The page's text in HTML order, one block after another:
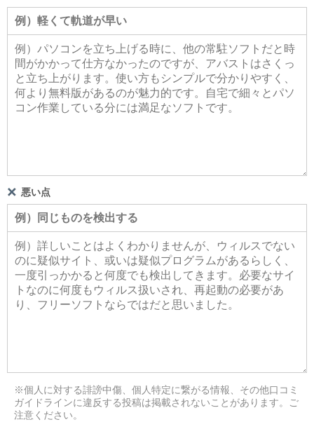
悪い点
※個人に対する誹謗中傷、個人特定に繋がる情報、その他口コミ
ガイドラインに違反する投稿は掲載されないことがあります。ご
注意ください。